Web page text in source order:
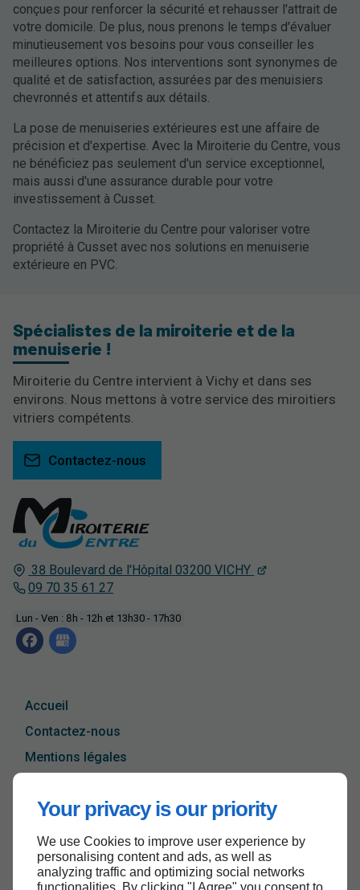
Your privacy is our priority
We use Cookies to improve user experience by
personalising content and ads, as well as
analyzing traffic and optimizing social networks
functionalities. By clicking "I Agree" you consent to
conçues pour renforcer la sécurité et rehausser l'attrait de
votre domicile. De plus, nous prenons le temps d'évaluer
minutieusement vos besoins pour vous conseiller les
meilleures options. Nos interventions sont synonymes de
qualité et de satisfaction, assurées par des menuisiers
chevronnés et attentifs aux détails.
La pose de menuiseries extérieures est une affaire de
précision et d'expertise. Avec la Miroiterie du Centre, vous
ne bénéficiez pas seulement d'un service exceptionnel,
mais aussi d'une assurance durable pour votre
investissement à Cusset.
Contactez la Miroiterie du Centre pour valoriser votre
propriété à Cusset avec nos solutions en menuiserie
extérieure en PVC.
38 Boulevard de l'Hôpital 03200 VICHY
09 70 35 61 27
Lun - Ven : 8h - 12h et 13h30 - 17h30
Accueil
Contactez-nous
Mentions légales
Spécialistes de la miroiterie et de la
menuiserie !
Miroiterie du Centre intervient à Vichy et dans ses
environs. Nous mettons à votre service des miroitiers
vitriers compétents.
Contactez-nous
Haut de page